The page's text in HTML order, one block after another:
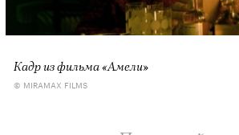
Кадр из фильма «Амели»
© MIRAMAX FILMS